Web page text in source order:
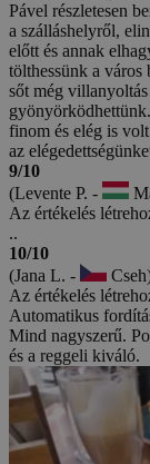
Pável részletesen
a szálláshelyről,
előtt és annak
tölthessünk a város
sőt még
finom és elég is
az
9/10
(Levente P. -
Az értékelés
..
10/10
(Jana L. -
Az értékelés
Automatikus
Mind nagyszerű.
és a reggeli kiváló.